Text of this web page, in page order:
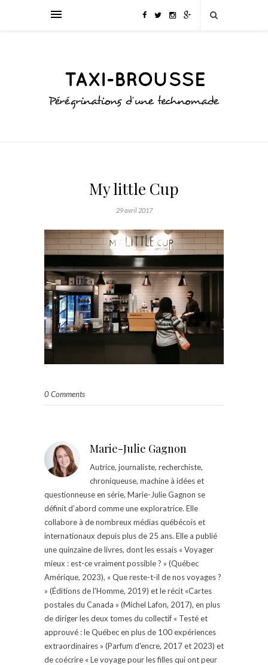
My little Cup
29 avril 2017
0 Comments
Marie-Julie Gagnon
Autrice, journaliste, recherchiste,
chroniqueuse, machine à idées et
questionneuse en série, Marie-Julie Gagnon se
définit d’abord comme une exploratrice. Elle
collabore à de nombreux médias québécois et
internationaux depuis plus de 25 ans. Elle a publié
une quinzaine de livres, dont les essais « Voyager
mieux : est-ce vraiment possible ? » (Québec
Amérique, 2023), « Que reste-t-il de nos voyages ?
» (Éditions de l'Homme, 2019) et le récit «Cartes
postales du Canada » (Michel Lafon, 2017), en plus
de diriger les deux tomes du collectif « Testé et
approuvé : le Québec en plus de 100 expériences
extraordinaires » (Parfum d'encre, 2017 et 2023) et
de coécrire « Le voyage pour les filles qui ont peur